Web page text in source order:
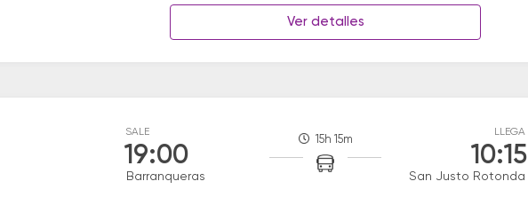
Ver detalles
SALE
19:00
Barranqueras
15h 15m
LLEGA
10:15
San Justo Rotonda